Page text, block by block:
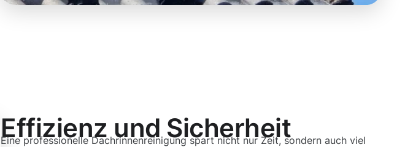
Effizienz und Sicherheit
Eine professionelle Dachrinnenreinigung spart nicht nur Zeit, sondern auch viel